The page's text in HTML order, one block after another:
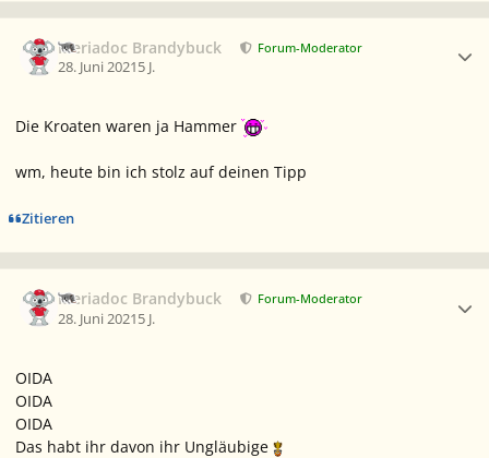
Meriadoc Brandybuck Forum-Moderator
28. Juni 20215 J.
Die Kroaten waren ja Hammer
wm, heute bin ich stolz auf deinen Tipp
Zitieren
Meriadoc Brandybuck Forum-Moderator
28. Juni 20215 J.
OIDA
OIDA
OIDA
Das habt ihr davon ihr Ungläubige